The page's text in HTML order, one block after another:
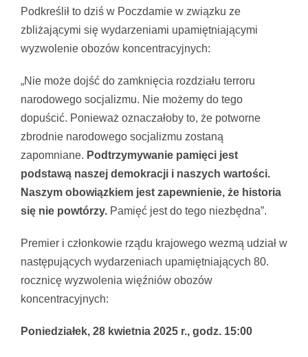
Podkreślił to dziś w Poczdamie w związku ze
zbliżającymi się wydarzeniami upamiętniającymi
wyzwolenie obozów koncentracyjnych:
„Nie może dojść do zamknięcia rozdziału terroru
narodowego socjalizmu. Nie możemy do tego
dopuścić. Ponieważ oznaczałoby to, że potworne
zbrodnie narodowego socjalizmu zostaną
zapomniane. Podtrzymywanie pamięci jest
podstawą naszej demokracji i naszych wartości.
Naszym obowiązkiem jest zapewnienie, że historia
się nie powtórzy. Pamięć jest do tego niezbędna”.
Premier i członkowie rządu krajowego wezmą udział w
następujących wydarzeniach upamiętniających 80.
rocznicę wyzwolenia więźniów obozów
koncentracyjnych:
Poniedziałek, 28 kwietnia 2025 r., godz. 15:00